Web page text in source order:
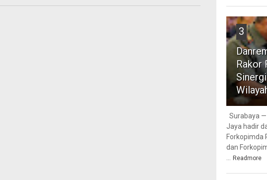
3
Rakor
Surabaya
Jaya hadir
Forkopimda
dan
... Readmore